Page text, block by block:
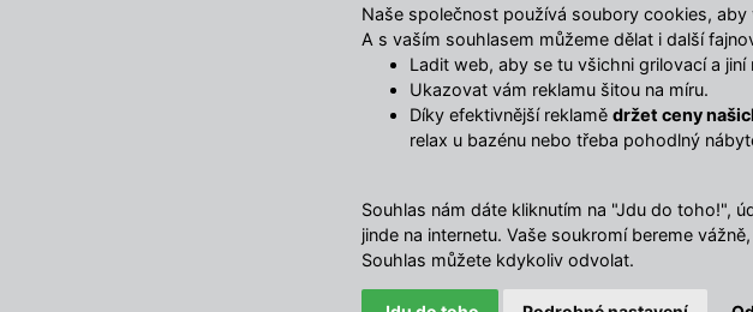
Naše společnost používá soubory cookies,
A s vaším souhlasem můžeme dělat i další
Ladit web, aby se tu všichni grilovací a
Ukazovat vám reklamu šitou na míru.
Díky efektivnější reklamě držet ceny
relax u bazénu nebo třeba pohodlný
Souhlas nám dáte kliknutím na "Jdu do toho!",
jinde na internetu. Vaše soukromí bereme
Souhlas můžete kdykoliv odvolat.